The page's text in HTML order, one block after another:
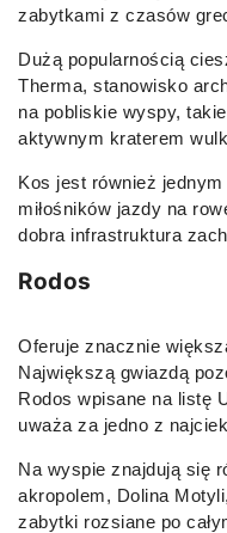
zabytkami z czasów
Dużą popularnością
Therma, stanowisko
na pobliskie wyspy,
aktywnym kraterem
Kos jest również
miłośników jazdy na
dobra infrastruktura
Rodos
Oferuje znacznie
Największą gwiazdą
Rodos wpisane na listę
uważa za jedno z
Na wyspie znajdują się
akropolem, Dolina
zabytki rozsiane po